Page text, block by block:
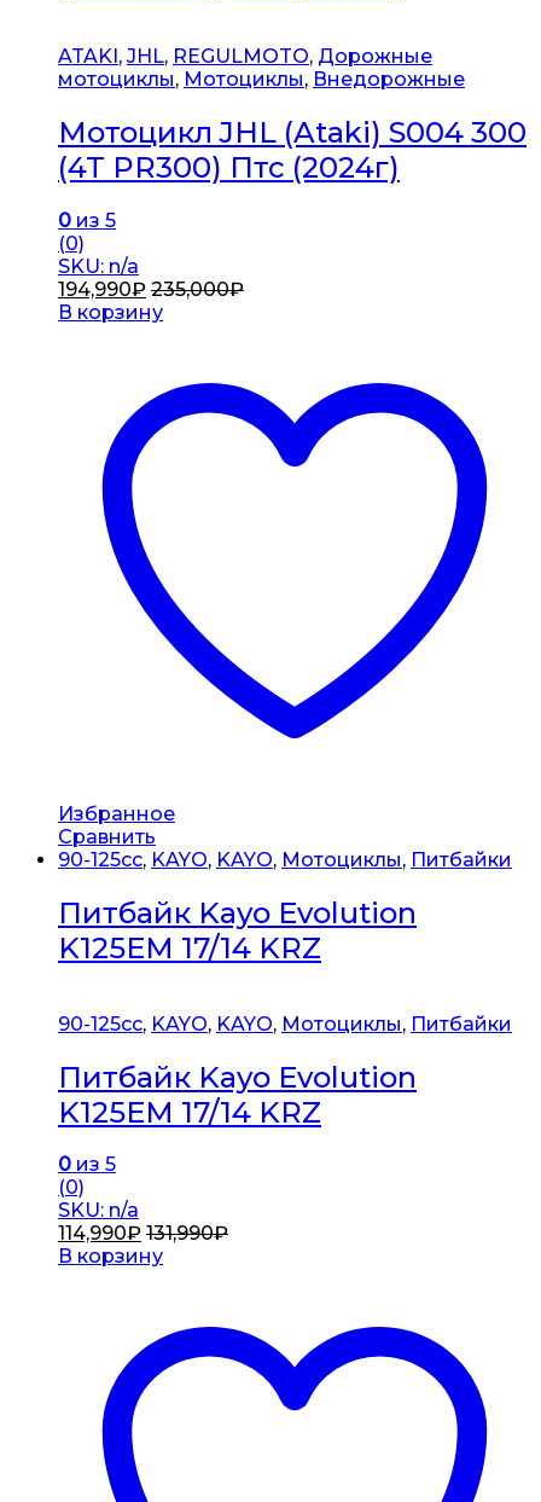
ATAKI, JHL, REGULMOTO, Дорожные
мотоциклы, Мотоциклы, Внедорожные
Мотоцикл JHL (Ataki) S004 300
(4T PR300) Птс (2024г)
0 из 5
(0)
SKU: n/a
194,990₽ 235,000₽
В корзину
Избранное
Сравнить
90-125cc, KAYO, KAYO, Мотоциклы, Питбайки
Питбайк Kayo Evolution
K125EM 17/14 KRZ
90-125cc, KAYO, KAYO, Мотоциклы, Питбайки
Питбайк Kayo Evolution
K125EM 17/14 KRZ
0 из 5
(0)
SKU: n/a
114,990₽ 131,990₽
В корзину